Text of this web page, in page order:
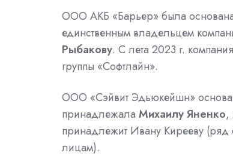
ООО АКБ «Барьер» была
единственным владельцем
Рыбакову. С лета 2023 г.
группы «Софтлайн».
ООО «Сэйвит Эдьюкейшн»
принадлежала Михаилу Яненко,
принадлежит Ивану Кирееву (ряд
лицам).